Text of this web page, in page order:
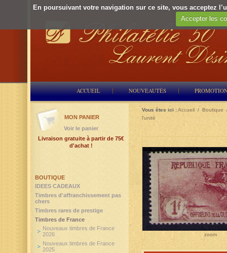
En poursuivant votre navigation sur ce site, vous acceptez
Accepter les
ACCUEIL NOUVEAUTÉS
Vous êtes ici :Accueil / Boutique
l'unité
zoom
BOUTIQUE
IDEES CADEAUX
Timbres d'affranchissement pas
chers
Timbres rares de prestige
Timbres de France
Nouveaux timbres de France
2026
Nouveaux timbres de France
2025
MON PANIER
Voir le panier
Livraison gratuite à partir de 75€
d'achat !